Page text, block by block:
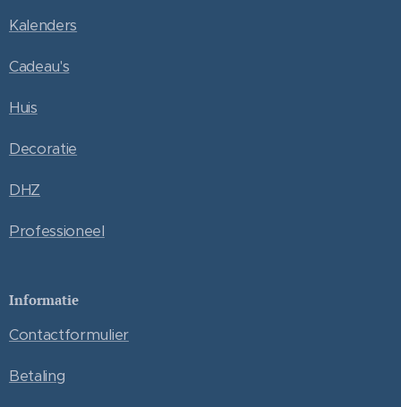
Kalenders
Cadeau's
Huis
Decoratie
DHZ
Professioneel
Informatie
Contactformulier
Betaling